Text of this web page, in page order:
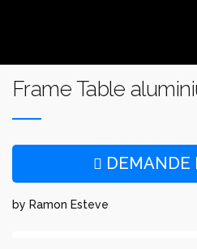
Frame Table
DEMANDE
by Ramon Esteve